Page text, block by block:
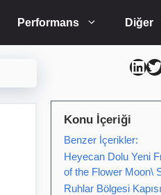
Performans Diğer
Can Can
Konu İçeriği
Benzer İçerikler:
Heyecan Dolu Yeni
of the Flower Moon\
Ruhlar Bölgesi